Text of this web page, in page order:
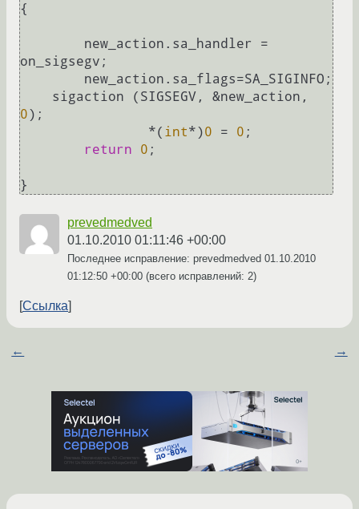
{
on_sigsegv;
0);
		*(
int*)0 = 0 ;
return
0 ;
prevedmedved
01.10.2010 01:11:46 +00:00
Последнее исправление: prevedmedved 01.10.2010
01:12:50 +00:00 (всего исправлений: 2)
Ссылка
← →